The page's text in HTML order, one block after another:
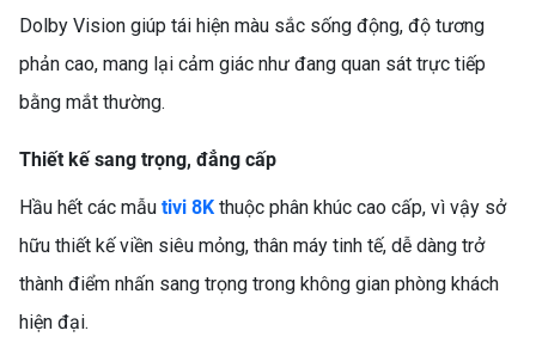
Dolby Vision giúp tái hiện màu sắc sống động, độ tương
phản cao, mang lại cảm giác như đang quan sát trực tiếp
bằng mắt thường.
Thiết kế sang trọng, đẳng cấp
Hầu hết các mẫu tivi 8Kthuộc phân khúc cao cấp, vì vậy sở
hữu thiết kế viền siêu mỏng, thân máy tinh tế, dễ dàng trở
thành điểm nhấn sang trọng trong không gian phòng khách
hiện đại.